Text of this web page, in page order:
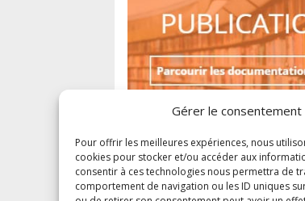
Gérer le consentement
Pour offrir les meilleures expériences, nous
cookies pour stocker et/ou accéder aux
consentir à ces technologies nous permettra de
comportement de navigation ou les ID uniques